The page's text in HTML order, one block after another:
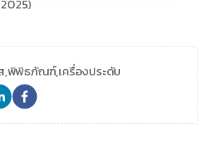
,พิพิธภัณฑ์,เครื่องประดับ